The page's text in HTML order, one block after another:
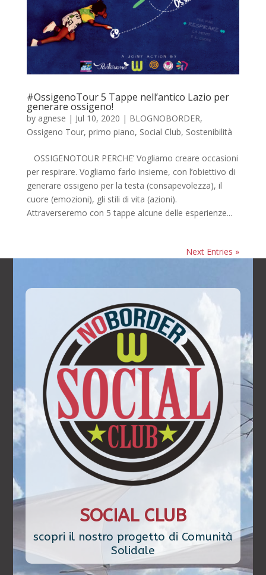
#OssigenoTour 5 Tappe nell’antico Lazio per
generare ossigeno!
by agnese | Jul 10, 2020 | BLOGNOBORDER,
Ossigeno Tour, primo piano, Social Club, Sostenibilità
OSSIGENOTOUR PERCHE’ Vogliamo creare occasioni
per respirare. Vogliamo farlo insieme, con l’obiettivo di
generare ossigeno per la testa (consapevolezza), il
cuore (emozioni), gli stili di vita (azioni).
Attraverseremo con 5 tappe alcune delle esperienze...
Next Entries »
SOCIAL CLUB
scopri il nostro progetto di Comunità
Solidale